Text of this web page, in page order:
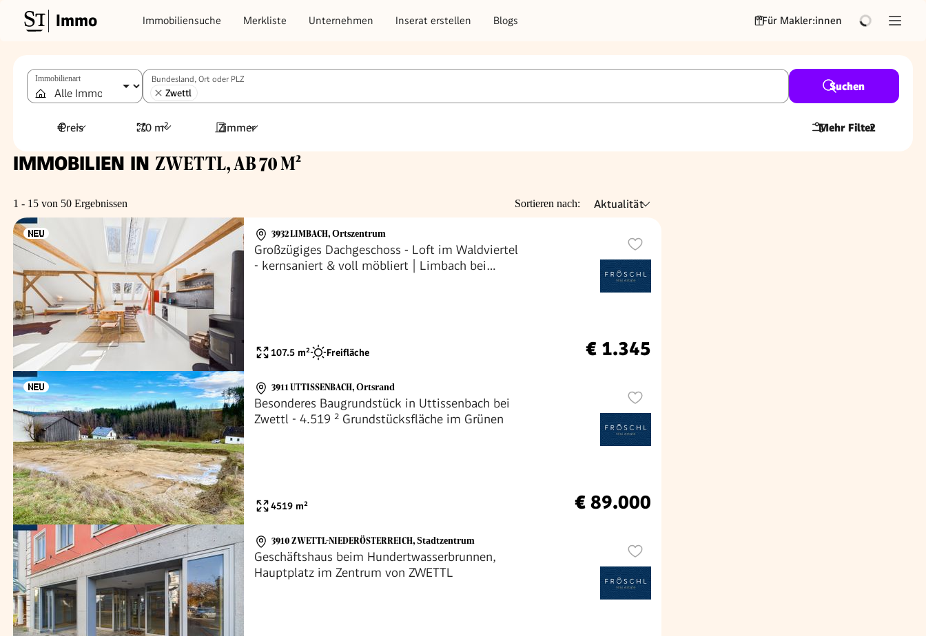
Immo Immobiliensuche Merkliste Unternehmen Inserat erstellen Blogs Für Makler:innen
Immobilienart Bundesland, Ort oder PLZ
Zwettl
Suchen
Preis 70 m² Zimmer Mehr Filter
2
IMMOBILIEN IN ZWETTL, AB 70 M²
1 - 15 von 50 Ergebnissen Sortieren nach: Aktualität
3932 LIMBACH, Ortszentrum
Großzügiges Dachgeschoss ‑ Loft im Waldviertel
- kernsaniert & voll möbliert | Limbach bei
107.5 m² Freifläche € 1.345
3911 UTTISSENBACH, Ortsrand
Besonderes Baugrundstück in Uttissenbach bei
Zwettl - 4.519 ² Grundstücksfläche im Grünen
4519 m² € 89.000
3910 ZWETTL-NIEDERÖSTERREICH, Stadtzentrum
Geschäftshaus beim Hundertwasserbrunnen,
Hauptplatz im Zentrum von ZWETTL